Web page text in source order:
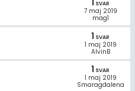
SVAR
7 maj 2019
mag1
1 SVAR
1 maj 2019
AlvinB
1 SVAR
1 maj 2019
Smaragdalena
Allmänna villkor
Cookie-inställningar